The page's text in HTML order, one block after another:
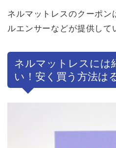
ネルマットレスのクーポン
ルエンサーなどが提供して
ネルマットレスには
い！安く買う方法は